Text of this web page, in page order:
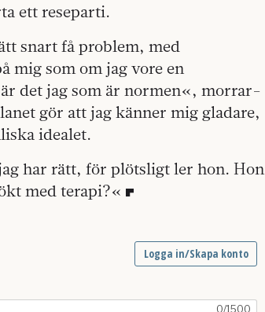
ett reseparti.
snart få problem, med
mig som om jag vore en
det jag som är normen«, morrar­
gör att jag känner mig gladare,
idealet.
har rätt, för plötsligt ler hon. Hon
med terapi?«